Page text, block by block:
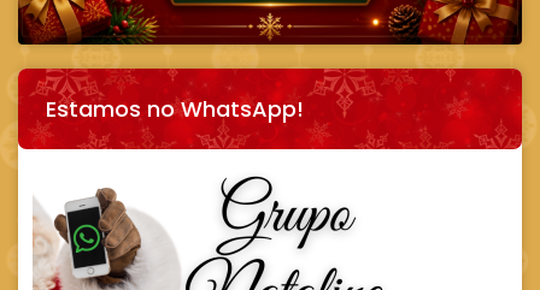
Estamos no WhatsApp!